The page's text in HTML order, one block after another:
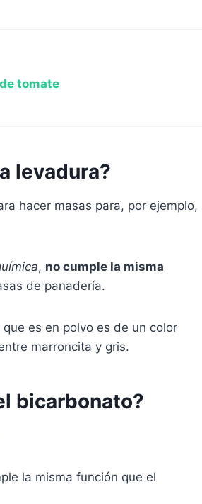
tomate
levadura?
hacer masas para, por ejemplo,
, no cumple la misma
de panadería.
es en polvo es de un color
marroncita y gris.
bicarbonato?
la misma función que el